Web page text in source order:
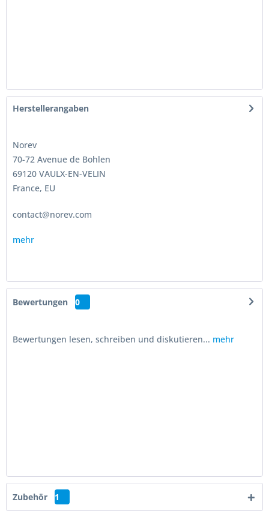
Herstellerangaben
Norev
70-72 Avenue de Bohlen
69120 VAULX-EN-VELIN
France, EU
contact@norev.com
mehr
Bewertungen 0
Bewertungen lesen, schreiben und diskutieren... mehr
Zubehör 1